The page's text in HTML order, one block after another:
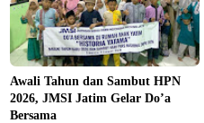
Awali Tahun dan Sambut HPN
2026, JMSI Jatim Gelar Do’a
Bersama